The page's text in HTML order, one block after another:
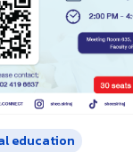
education